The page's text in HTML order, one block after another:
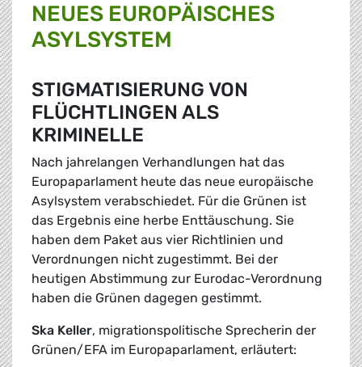
NEUES EUROPÄISCHES
ASYLSYSTEM
STIGMATISIERUNG VON
FLÜCHTLINGEN ALS
KRIMINELLE
Nach jahrelangen Verhandlungen hat das
Europaparlament heute das neue europäische
Asylsystem verabschiedet. Für die Grünen ist
das Ergebnis eine herbe Enttäuschung. Sie
haben dem Paket aus vier Richtlinien und
Verordnungen nicht zugestimmt. Bei der
heutigen Abstimmung zur Eurodac-Verordnung
haben die Grünen dagegen gestimmt.
Ska Keller, migrationspolitische Sprecherin der
Grünen/EFA im Europaparlament, erläutert: